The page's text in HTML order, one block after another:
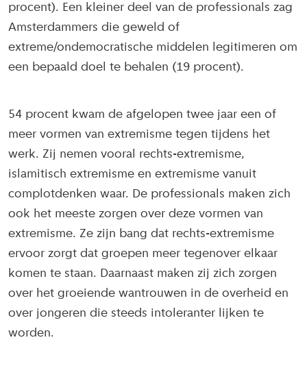
procent). Een kleiner deel van de professionals zag
Amsterdammers die geweld of
extreme/ondemocratische middelen legitimeren om
een bepaald doel te behalen (19 procent).
54 procent kwam de afgelopen twee jaar een of
meer vormen van extremisme tegen tijdens het
werk. Zij nemen vooral rechts-extremisme,
islamitisch extremisme en extremisme vanuit
complotdenken waar. De professionals maken zich
ook het meeste zorgen over deze vormen van
extremisme. Ze zijn bang dat rechts-extremisme
ervoor zorgt dat groepen meer tegenover elkaar
komen te staan. Daarnaast maken zij zich zorgen
over het groeiende wantrouwen in de overheid en
over jongeren die steeds intoleranter lijken te
worden.